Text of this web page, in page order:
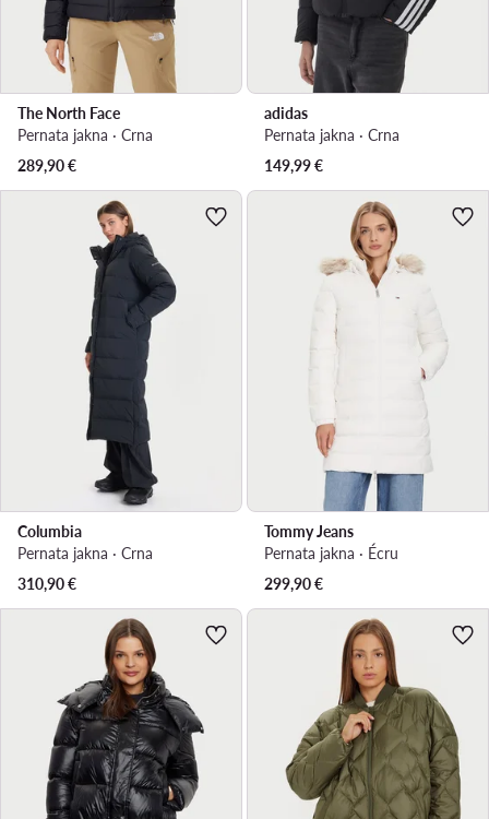
The North Face
Pernata jakna · Crna
289,90€
adidas
Pernata jakna · Crna
149,99€
Columbia
Pernata jakna · Crna
310,90€
Tommy Jeans
Pernata jakna · Écru
299,90€